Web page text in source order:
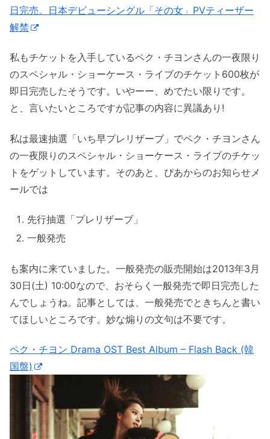
日完売。日本デビューシングル「その女」PVティーザー
解禁
私もチケットを入手しているペク・チヨンさんの一夜限り
のスペシャル・ショーケース・ライブのチケット600枚が
即日完売したそうです。いやーー、めでたい限りです。
と、言いたいところですが記事の内容に異議あり!
私は最速抽選「いち早プレリザーブ」でペク・チヨンさん
の一夜限りのスペシャル・ショーケース・ライブのチケッ
トをゲットしています。そのあと、ぴあからのお知らせメ
ールでは
先行抽選「プレリザーブ」
一般発売
も案内に来ていました。一般発売の販売開始は2013年3月
30日(土) 10:00なので、おそらく一般発売で即日完売した
んでしょうね。記事としては、一般発売でときちんと書い
てほしいところです。妙な煽りの文句は不要です。
ペク・チヨン Drama OST Best Album – Flash Back (韓
国盤)